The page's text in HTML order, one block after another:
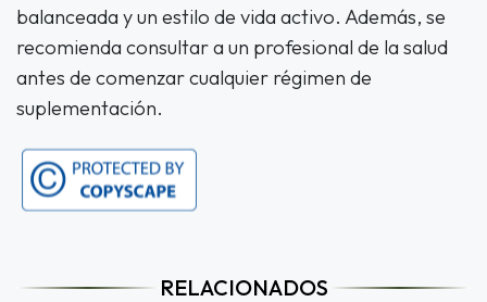
balanceada y un estilo de vida activo. Además, se
recomienda consultar a un profesional de la salud
antes de comenzar cualquier régimen de
suplementación.
RELACIONADOS